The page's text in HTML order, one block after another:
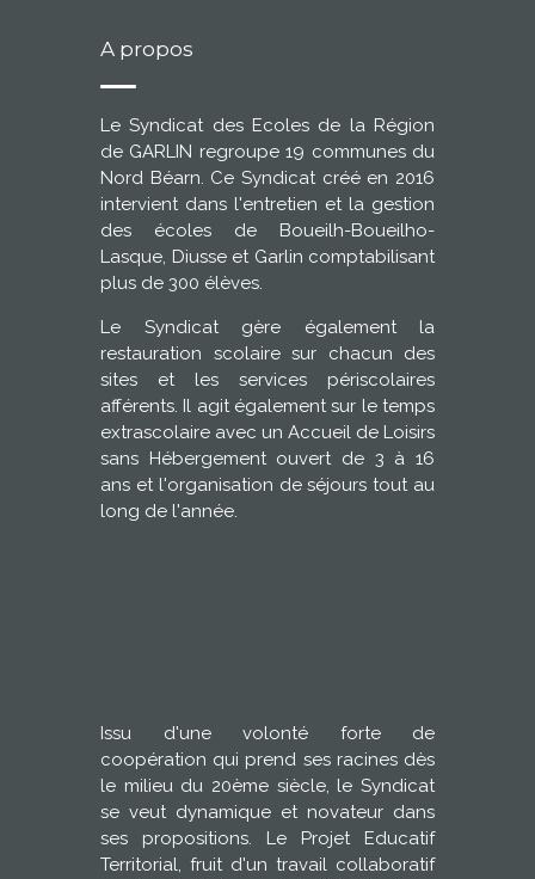
A propos
Le Syndicat des Ecoles de la Région
de GARLIN regroupe 19 communes du
Nord Béarn. Ce Syndicat créé en 2016
intervient dans l'entretien et la gestion
des écoles de Boueilh-Boueilho-
Lasque, Diusse et Garlin comptabilisant
plus de 300 élèves.
Le Syndicat gère également la
restauration scolaire sur chacun des
sites et les services périscolaires
afférents. Il agit également sur le temps
extrascolaire avec un Accueil de Loisirs
sans Hébergement ouvert de 3 à 16
ans et l'organisation de séjours tout au
long de l'année.
Issu d'une volonté forte de
coopération qui prend ses racines dès
le milieu du 20ème siècle, le Syndicat
se veut dynamique et novateur dans
ses propositions. Le Projet Educatif
Territorial, fruit d'un travail collaboratif